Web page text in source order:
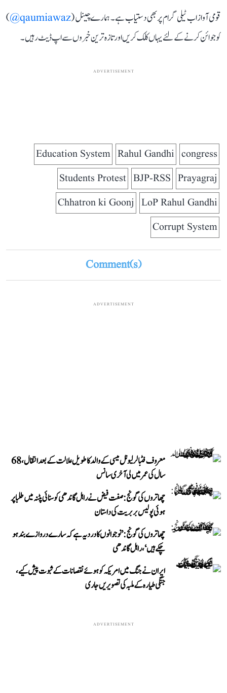
قومی آواز اب ٹیلی گرام پر بھی دستیاب ہے۔ ہمارے چینل (qaumiawaz@
)
کو جوائن کرنے کے لئے یہاں کلک کریں اور تازہ ترین خبروں سے اپ ڈیٹ رہیں۔
ADVERTISEMENT
congress
Rahul Gandhi
Education System
Prayagraj
BJP-RSS
Students Protest
LoP Rahul Gandhi
Chhatron ki Goonj
Corrupt System
Comment(s)
ADVERTISEMENT
معروف فٹبالر لیونل میسی کے والد کا طویل علالت کے بعد انتقال، 68
سال کی عمر میں لی آخری سانس
چھاتروں کی گونج: صفت فیض نے راہل گاندھی کو سنائی پٹنہ میں طلبا پر
ہوئی پولیس بربریت کی داستان
چھاتروں کی گونج: ’نوجوانوں کا درد یہ ہے کہ سارے دروازے بند ہو
چکے ہیں‘، راہل گاندھی
ایران نے جنگ میں امریکہ کو ہوئے نقصانات کے ثبوت پیش کیے،
جنگی طیارہ کے ملبہ کی تصویریں جاری
ADVERTISEMENT